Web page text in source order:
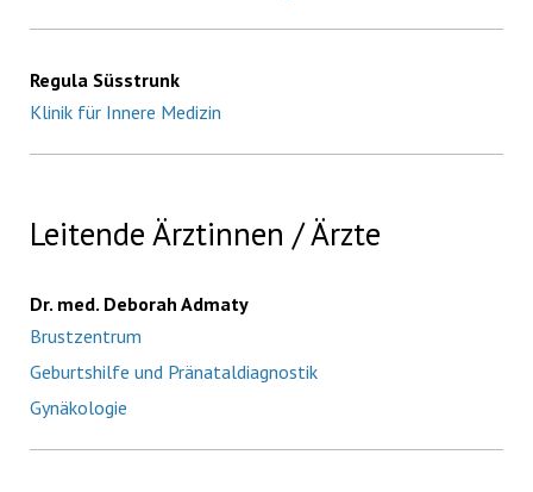
Regula Süsstrunk
Klinik für Innere Medizin
Leitende Ärztinnen / Ärzte
Dr. med. Deborah Admaty
Brustzentrum
Geburtshilfe und Pränataldiagnostik
Gynäkologie